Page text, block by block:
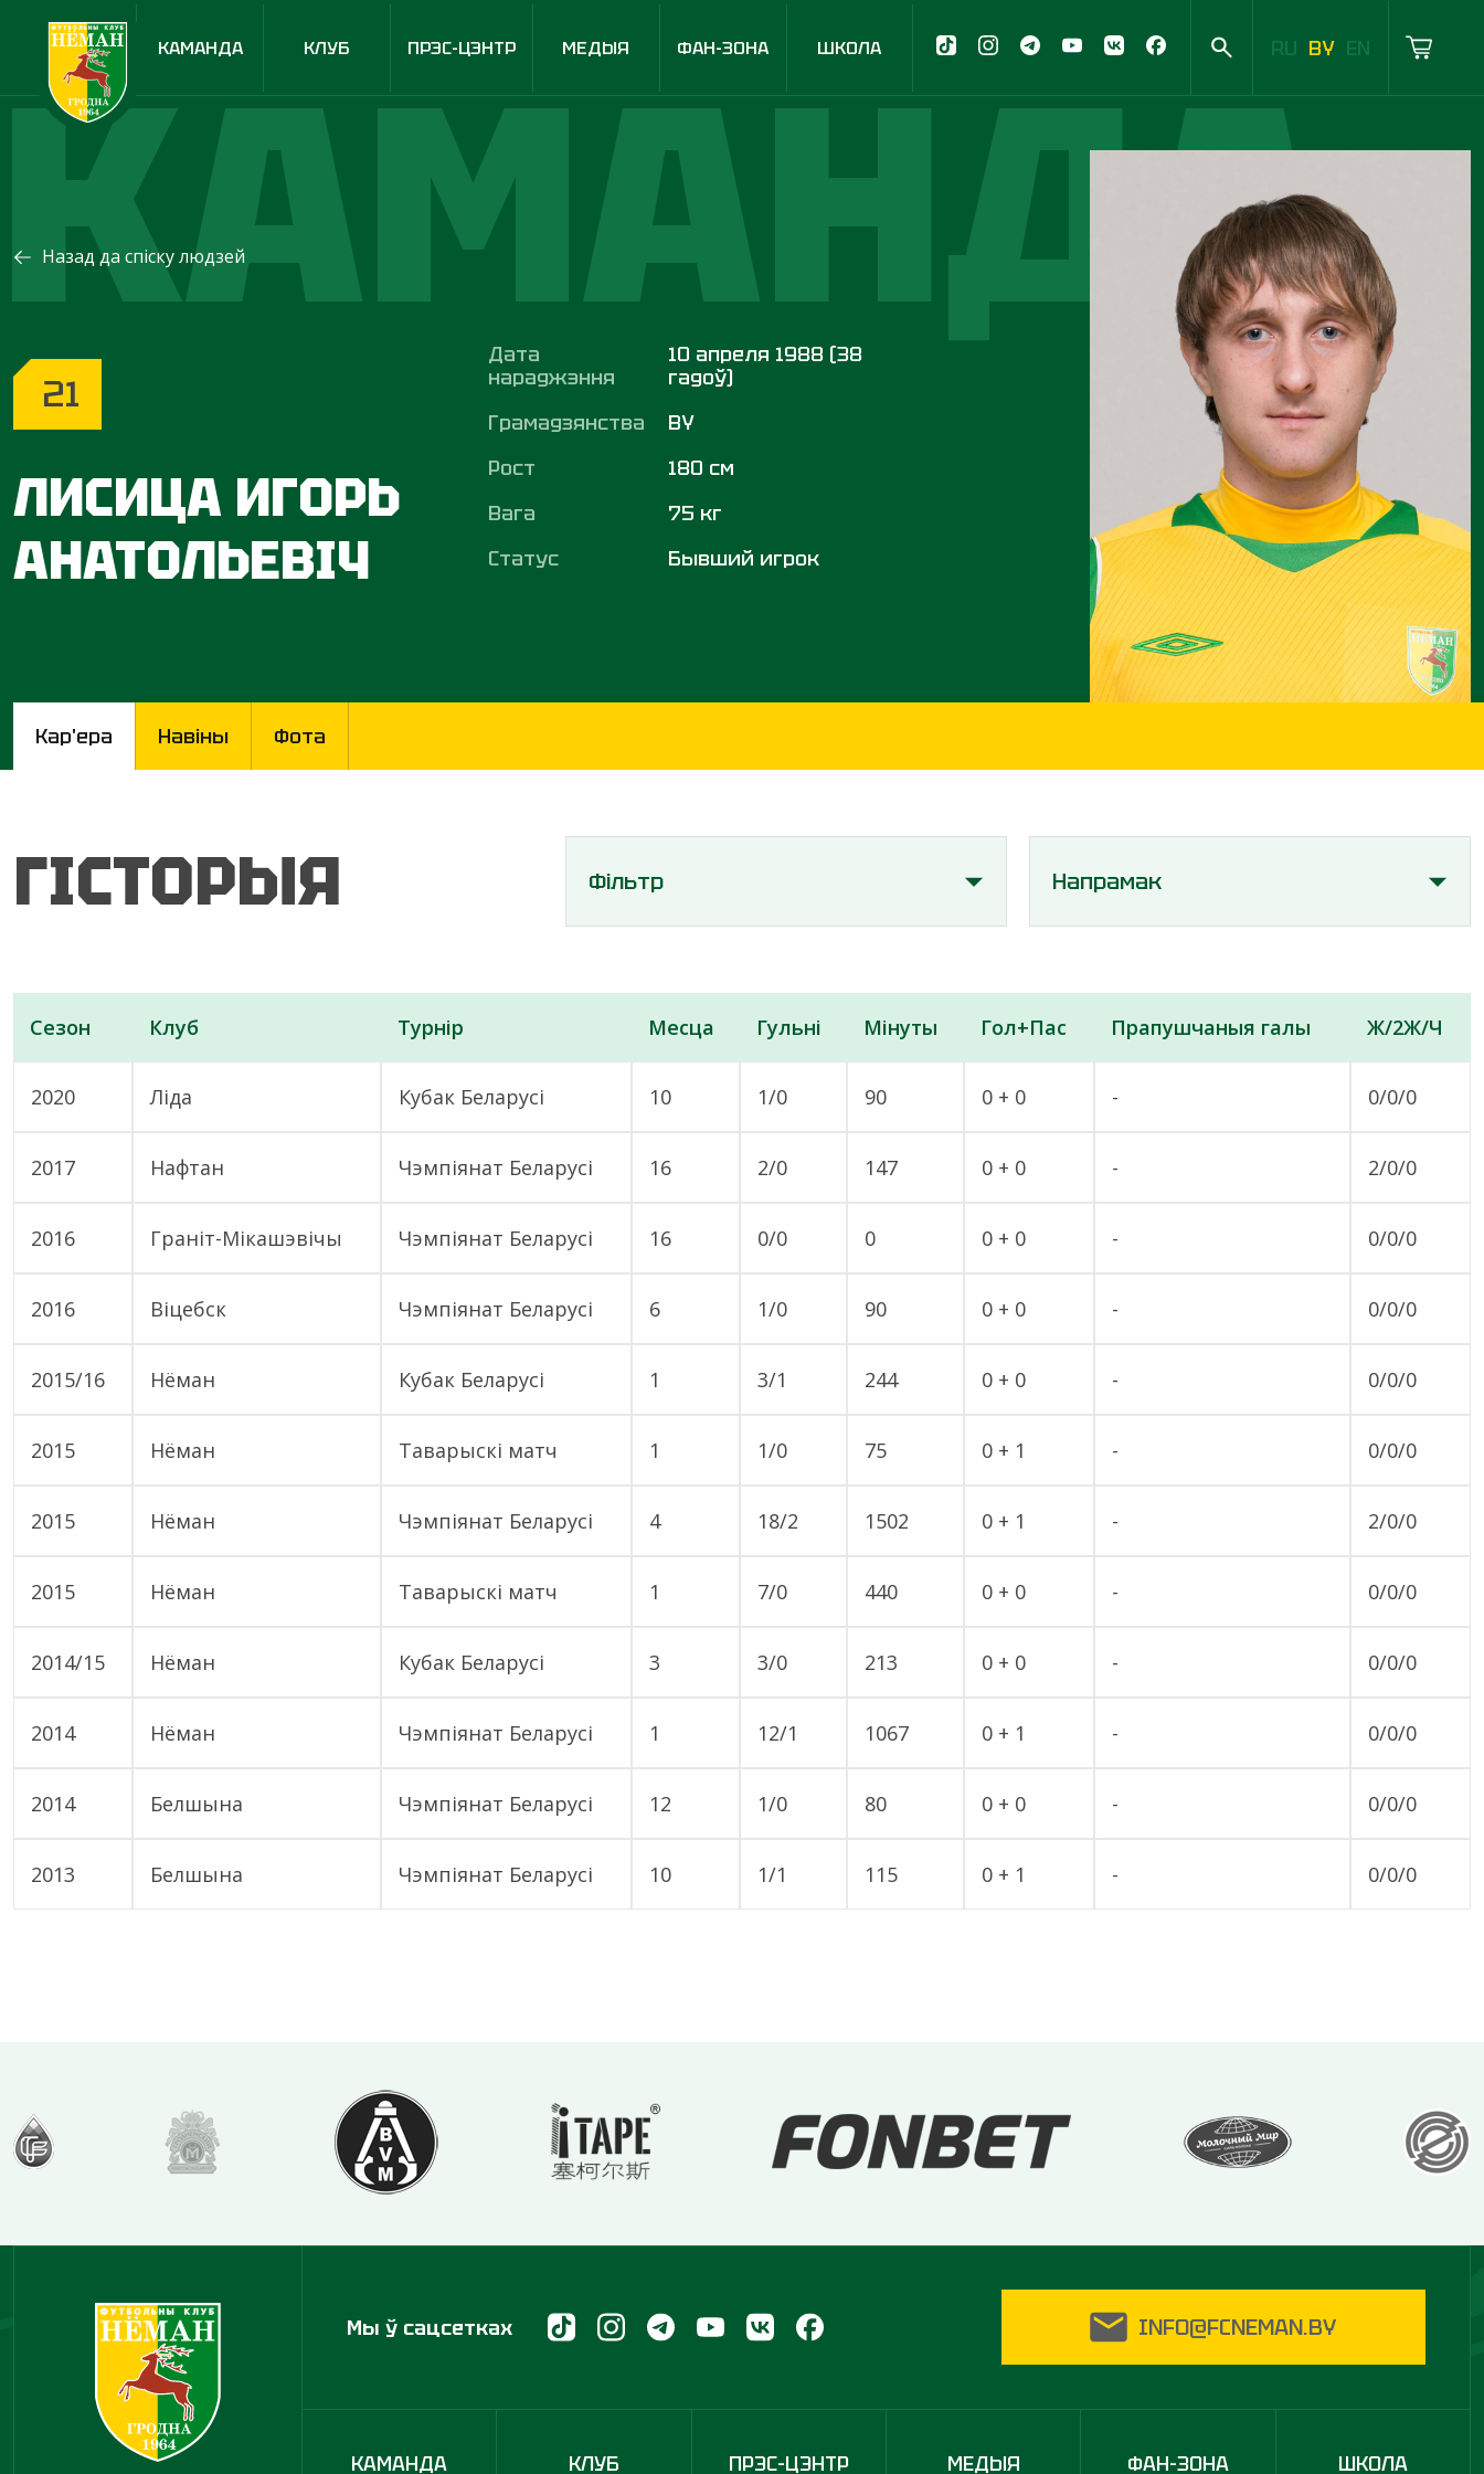
КАМАНДА КЛУБ ПРЭС-ЦЭНТР МЕДЫЯ ФАН-ЗОНА ШКОЛА RU BY EN
КАМАНДА
Назад да спіску людзей
21
ЛИСИЦА ИГОРЬ
АНАТОЛЬЕВІЧ
Дата
нараджэння
10 апреля 1988 (38
гадоў)
Грамадзянства
BY
Рост
180 см
Вага
75 кг
Статус
Бывший игрок
Кар'ера Навіны Фота
ГІСТОРЫЯ Фільтр Напрамак
Сезон Клуб Турнір Месца Гульні Мінуты Гол+Пас Прапушчаныя галы Ж/2Ж/Ч
2020 Ліда Кубак Беларусі 10 1/0 90 0 + 0 - 0/0/0
2017 Нафтан Чэмпіянат Беларусі 16 2/0 147 0 + 0 - 2/0/0
2016 Граніт-Мікашэвічы Чэмпіянат Беларусі 16 0/0 0 0 + 0 - 0/0/0
2016 Віцебск Чэмпіянат Беларусі 6 1/0 90 0 + 0 - 0/0/0
2015/16 Нёман Кубак Беларусі 1 3/1 244 0 + 0 - 0/0/0
2015 Нёман Таварыскі матч 1 1/0 75 0 + 1 - 0/0/0
2015 Нёман Чэмпіянат Беларусі 4 18/2 1502 0 + 1 - 2/0/0
2015 Нёман Таварыскі матч 1 7/0 440 0 + 0 - 0/0/0
2014/15 Нёман Кубак Беларусі 3 3/0 213 0 + 0 - 0/0/0
2014 Нёман Чэмпіянат Беларусі 1 12/1 1067 0 + 1 - 0/0/0
2014 Белшына Чэмпіянат Беларусі 12 1/0 80 0 + 0 - 0/0/0
2013 Белшына Чэмпіянат Беларусі 10 1/1 115 0 + 1 - 0/0/0
Мы ў сацсетках INFO@FCNEMAN.BY
КАМАНДА КЛУБ ПРЭС-ЦЭНТР МЕДЫЯ ФАН-ЗОНА ШКОЛА